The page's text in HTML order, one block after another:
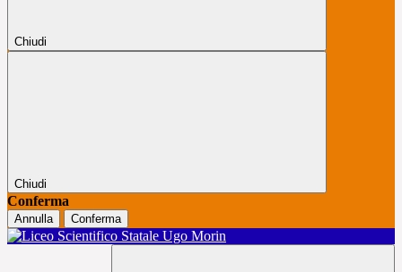
Chiudi
Chiudi
Conferma
Annulla Conferma